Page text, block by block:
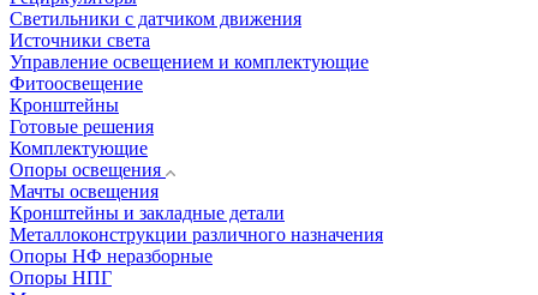
Светильники с датчиком движения
Источники света
Управление освещением и комплектующие
Фитоосвещение
Кронштейны
Готовые решения
Комплектующие
Опоры освещения
Мачты освещения
Кронштейны и закладные детали
Металлоконструкции различного назначения
Опоры НФ неразборные
Опоры НПГ